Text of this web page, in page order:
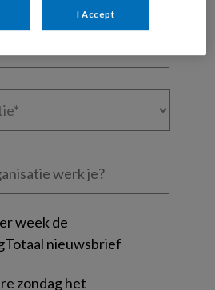
week de
nieuwsbrief
zondag het
I Accept